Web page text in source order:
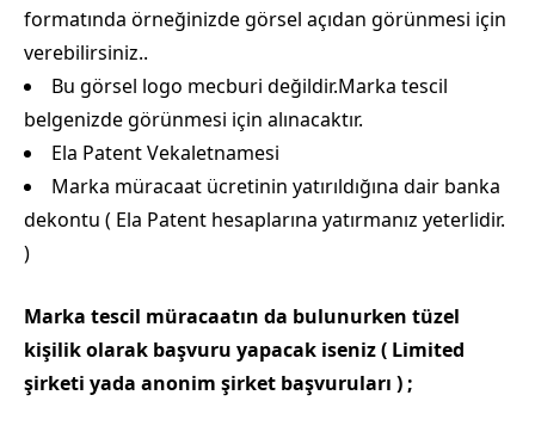
formatında örneğinizde görsel açıdan görünmesi için
verebilirsiniz..
Bu görsel logo mecburi değildir.Marka tescil
belgenizde görünmesi için alınacaktır.
Ela Patent Vekaletnamesi
Marka müracaat ücretinin yatırıldığına dair banka
dekontu ( Ela Patent hesaplarına yatırmanız yeterlidir.
)
Marka tescil müracaatın da bulunurken tüzel
kişilik olarak başvuru yapacak iseniz ( Limited
şirketi yada anonim şirket başvuruları ) ;